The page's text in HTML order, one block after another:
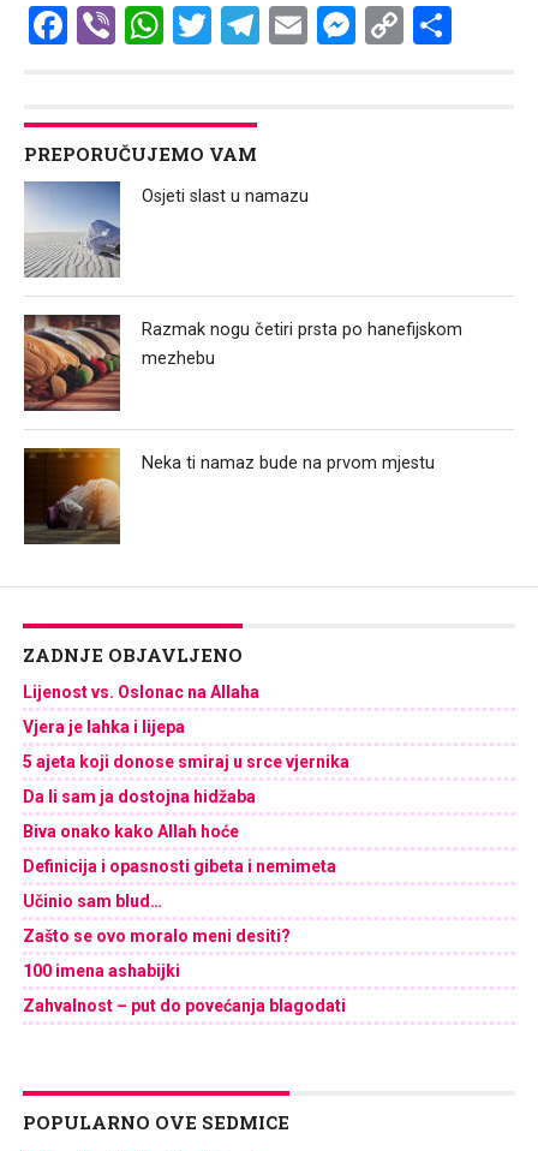
Facebook
ViberWhatsApp
Twitter
Telegram
EmailCopy
PREPORUČUJEMO VAM
Osjeti slast u namazu
Razmak nogu četiri prsta po hanefijskom
mezhebu
Neka ti namaz bude na prvom mjestu
ZADNJE OBJAVLJENO
Lijenost vs. Oslonac na Allaha
Vjera je lahka i lijepa
5 ajeta koji donose smiraj u srce vjernika
Da li sam ja dostojna hidžaba
Biva onako kako Allah hoće
Definicija i opasnosti gibeta i nemimeta
Učinio sam blud…
Zašto se ovo moralo meni desiti?
100 imena ashabijki
Zahvalnost – put do povećanja blagodati
POPULARNO OVE SEDMICE